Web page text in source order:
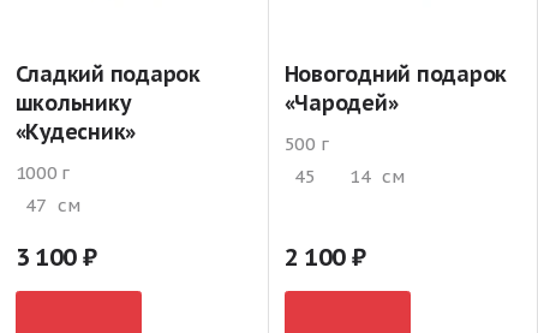
Сладкий подарок
школьнику
«Кудесник»
1000 г
47 см
3 100
Новогодний подарок
«Чародей»
500 г
45
14 см
2 100